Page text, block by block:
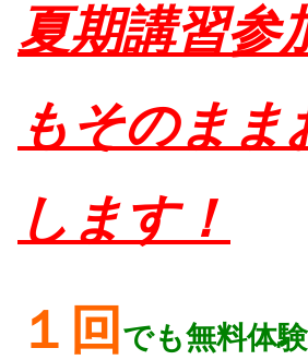
夏期講習参
もそのまま
します！
１回 でも無料体